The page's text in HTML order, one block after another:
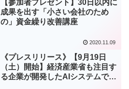
【参加者プレゼント】30日以内に
成果を出す「小さい会社のため
の」資金繰り改善講座
2020.11.09
《プレスリリース》【9月19日
（土）開始】経済産業省も注目す
る企業が開発したAIシステムで廃